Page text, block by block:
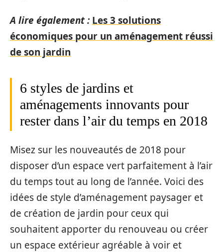
A lire également : Les 3 solutions
économiques pour un aménagement réussi
de son jardin
6 styles de jardins et
aménagements innovants pour
rester dans l’air du temps en 2018
Misez sur les nouveautés de 2018 pour
disposer d’un espace vert parfaitement à l’air
du temps tout au long de l’année. Voici des
idées de style d’aménagement paysager et
de création de jardin pour ceux qui
souhaitent apporter du renouveau ou créer
un espace extérieur agréable à voir et